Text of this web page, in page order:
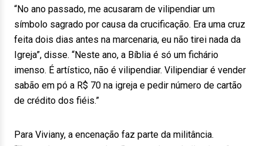
“No ano passado, me acusaram de vilipendiar um
símbolo sagrado por causa da crucificação. Era uma cruz
feita dois dias antes na marcenaria, eu não tirei nada da
Igreja”, disse. “Neste ano, a Bíblia é só um fichário
imenso. É artístico, não é vilipendiar. Vilipendiar é vender
sabão em pó a R$ 70 na igreja e pedir número de cartão
de crédito dos fiéis.”
Para Viviany, a encenação faz parte da militância.